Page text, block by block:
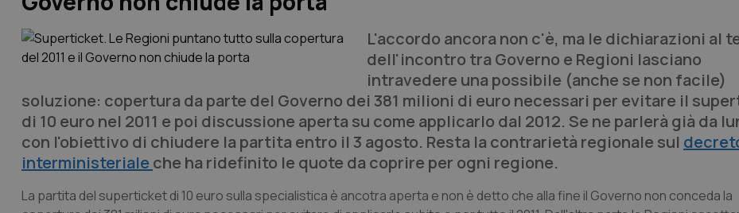
L'accordo ancora non c'è, ma le dichiarazioni al
dell'incontro tra Governo e Regioni lasciano
intravedere una possibile (anche se non facile)
soluzione: copertura da parte del Governo dei 381 milioni di euro necessari per evitare il
di 10 euro nel 2011 e poi discussione aperta su come applicarlo dal 2012. Se ne parlerà già da
con l'obiettivo di chiudere la partita entro il 3 agosto. Resta la contrarietà regionale sul
interministeriale che ha ridefinito le quote da coprire per ogni regione.
La partita del superticket di 10 euro sulla specialistica è ancotra aperta e non è detto che alla fine il Governo non conceda la